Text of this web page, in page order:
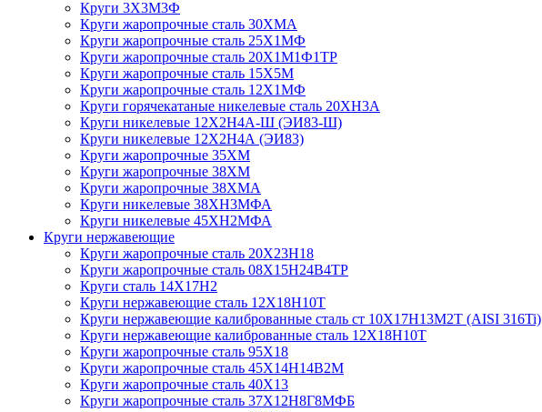
Круги 3Х3М3Ф
Круги жаропрочные сталь 30ХМА
Круги жаропрочные сталь 25Х1МФ
Круги жаропрочные сталь 20Х1М1Ф1ТР
Круги жаропрочные сталь 15Х5М
Круги жаропрочные сталь 12Х1МФ
Круги горячекатаные никелевые сталь 20ХН3А
Круги никелевые 12Х2Н4А-Ш (ЭИ83-Ш)
Круги никелевые 12Х2Н4А (ЭИ83)
Круги жаропрочные 35ХМ
Круги жаропрочные 38ХМ
Круги жаропрочные 38ХМА
Круги никелевые 38XH3MФА
Круги никелевые 45ХН2МФА
Круги нержавеющие
Круги жаропрочные сталь 20Х23Н18
Круги жаропрочные сталь 08Х15Н24В4ТР
Круги сталь 14Х17Н2
Круги нержавеющие сталь 12Х18Н10Т
Круги нержавеющие калиброванные сталь ст 10Х17Н13М2Т (AISI 316Ti)
Круги нержавеющие калиброванные сталь 12Х18Н10Т
Круги жаропрочные сталь 95Х18
Круги жаропрочные сталь 45Х14Н14В2М
Круги жаропрочные сталь 40Х13
Круги жаропрочные сталь 37Х12Н8Г8МФБ